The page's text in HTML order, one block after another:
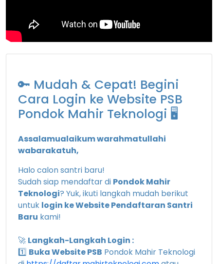
🔑 Mudah & Cepat! Begini
Cara Login ke Website PSB
Pondok Mahir Teknologi 🖥️
Assalamualaikum warahmatullahi
wabarakatuh,
Halo calon santri baru!
Sudah siap mendaftar di Pondok Mahir
Teknologi? Yuk, ikuti langkah mudah berikut
untuk login ke Website Pendaftaran Santri
Baru kami!
🚀 Langkah-Langkah Login :
1️⃣ Buka Website PSB Pondok Mahir Teknologi